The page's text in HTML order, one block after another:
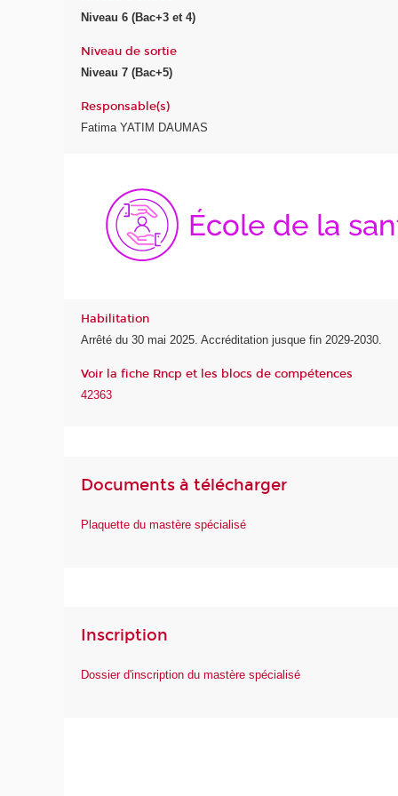
Niveau 6 (Bac+3 et 4)
Niveau de sortie
Niveau 7 (Bac+5)
Responsable(s)
Fatima YATIM DAUMAS
Habilitation
Arrêté du 30 mai 2025. Accréditation jusque fin 2029-2030.
Voir la fiche Rncp et les blocs de compétences
42363
Documents à télécharger
Plaquette du mastère spécialisé
Inscription
Dossier d'inscription du mastère spécialisé